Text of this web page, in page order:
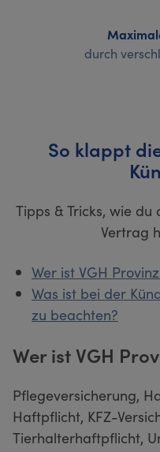
durch
So klappt
Tipps & Tricks, wie
Vertrag
Wer ist VGH
Was ist bei der
zu beachten?
Wer ist VGH
Pflegeversicherung,
Haftpflicht, KFZ-
Tierhalterhaftpflicht,